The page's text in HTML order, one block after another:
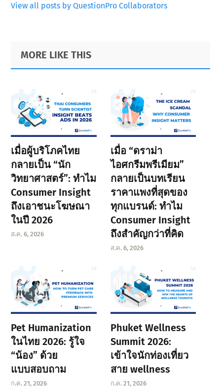
View all posts by QuestionPro Collaborators
Primary
Sidebar
Footer
MORE LIKE THIS
เมื่อผู้บริโภคไทย
กลายเป็น “นัก
วิทยาศาสตร์”: ทำไม
Consumer Insight
ถึงเอาชนะโฆษณา
ในปี 2026
ส.ค. 6, 2026
เมื่อ “ดราม่า
ไอศกรีมพรีเมียม”
กลายเป็นบทเรียน
ราคาแพงที่สุดของ
ทุกแบรนด์: ทำไม
Consumer Insight
ถึงสำคัญกว่าที่คิด
ส.ค. 6, 2026
Pet Humanization
ในไทย 2026: รู้ใจ
“น้อง” ด้วย
แบบสอบถาม
ก.ค. 21, 2026
Phuket Wellness
Summit 2026:
เข้าใจนักท่องเที่ยว
สาย wellness
ก.ค. 21, 2026